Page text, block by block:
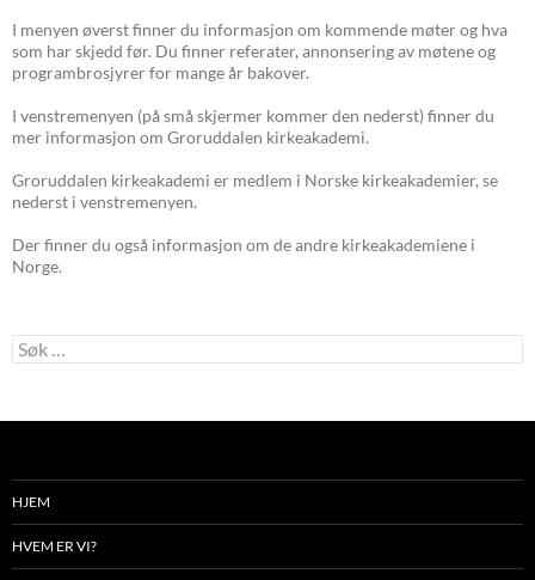
I menyen øverst finner du informasjon om kommende møter og hva
som har skjedd før. Du finner referater, annonsering av møtene og
programbrosjyrer for mange år bakover.
I venstremenyen (på små skjermer kommer den nederst) finner du
mer informasjon om Groruddalen kirkeakademi.
Groruddalen kirkeakademi er medlem i Norske kirkeakademier, se
nederst i venstremenyen.
Der finner du også informasjon om de andre kirkeakademiene i
Norge.
Søk
etter:
HJEM
HVEM ER VI?